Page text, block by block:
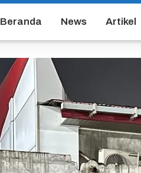
Beranda News Artikel